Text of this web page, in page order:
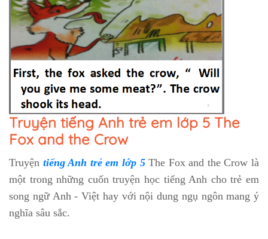
Truyện tiếng Anh trẻ em lớp 5 The
Fox and the Crow
Truyện tiếng Anh trẻ em lớp 5The Fox and the Crow là
một trong những cuốn truyện học tiếng Anh cho trẻ em
song ngữ Anh - Việt hay với nội dung ngụ ngôn mang ý
nghĩa sâu sắc.